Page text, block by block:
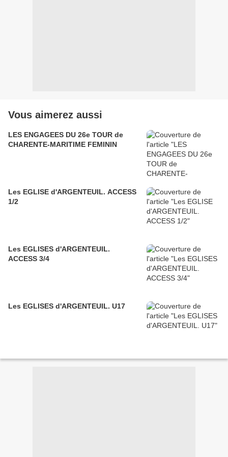
Vous aimerez aussi
LES ENGAGEES DU 26e TOUR de
CHARENTE-MARITIME FEMININ
Les EGLISE d'ARGENTEUIL. ACCESS
1/2
Les EGLISES d'ARGENTEUIL.
ACCESS 3/4
Les EGLISES d'ARGENTEUIL. U17